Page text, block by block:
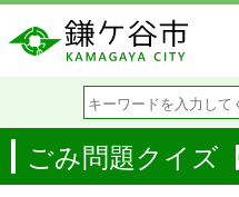
ごみ問題クイズ